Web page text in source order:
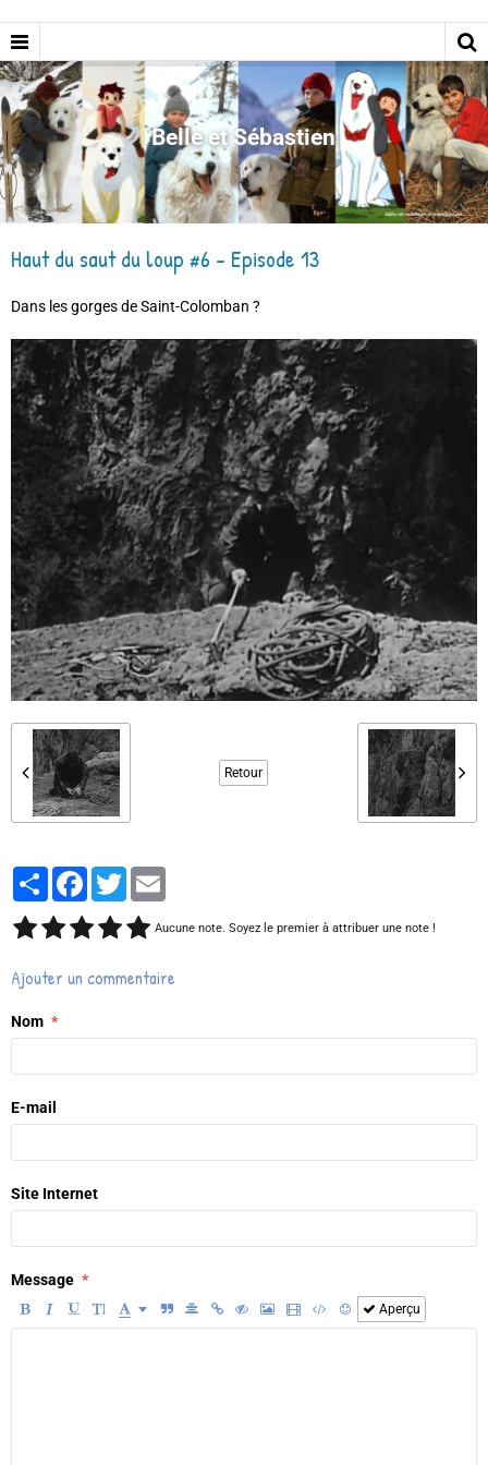
Belle et Sébastien
Haut du saut du loup #6 - Episode 13
Dans les gorges de Saint-Colomban ?
Retour
PartagerFacebook
Twitter
Aucune note. Soyez le premier à attribuer une note !
Ajouter un commentaire
Nom
E-mail
Site Internet
Message
Aperçu